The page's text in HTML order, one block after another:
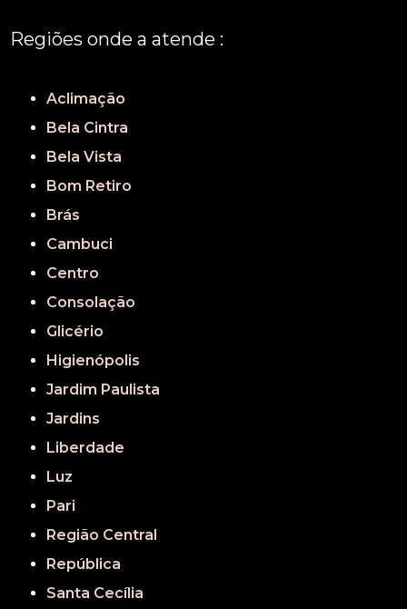
Regiões onde a atende :
Aclimação
Bela Cintra
Bela Vista
Bom Retiro
Brás
Cambuci
Centro
Consolação
Glicério
Higienópolis
Jardim Paulista
Jardins
Liberdade
Luz
Pari
Região Central
República
Santa Cecília